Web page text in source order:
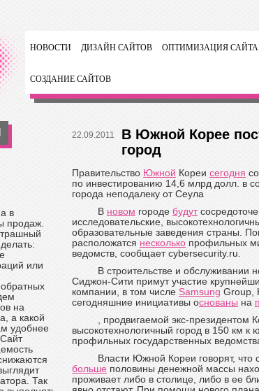
НОВОСТИ ДИЗАЙН САЙТОВ ОПТИМИЗАЦИЯ САЙТА
СОЗДАНИЕ САЙТОВ
в
продаж.
или
на
а какой
удобнее
Так
22.09.2011
В Южной Корее
город
Правительство Южной Кореи сегодня
по инвестированию 14,6 млрд долл. в
города неподалеку от Сеула
В новом городе будут
исследовательские,
образовательные заведения страны.
расположатся несколько профильных
ведомств, сообщает cybersecurity.ru.
В строительстве и обслуживании
Сиджон-Сити примут участие
компании, в том числе Samsung Group,
сегодняшние инициативы основаны на
, продвигаемой экс-президентом
высокотехнологичный город в 150 км к
профильных государственных
Власти Южной Кореи говорят, что
больше половины денежной массы
проживает либо в столице, либо в ее